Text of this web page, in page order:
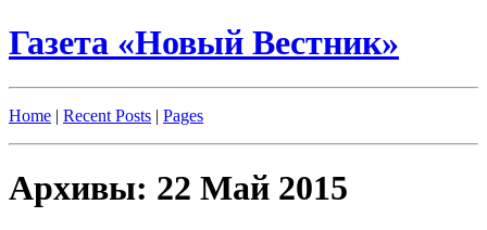
Газета «Новый Вестник»
Home | Recent Posts | Pages
Архивы: 22 Май 2015